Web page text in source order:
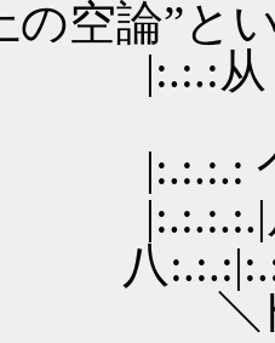
の空論”
=ｰ
:.:.:. |:
＼ト
/. |.. ..